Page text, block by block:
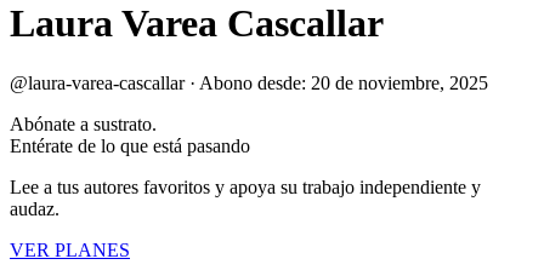
Laura Varea Cascallar
@laura-varea-cascallar · Abono desde: 20 de noviembre, 2025
Abónate a sustrato.
Entérate de lo que está pasando
Lee a tus autores favoritos y apoya su trabajo independiente y
audaz.
VER PLANES